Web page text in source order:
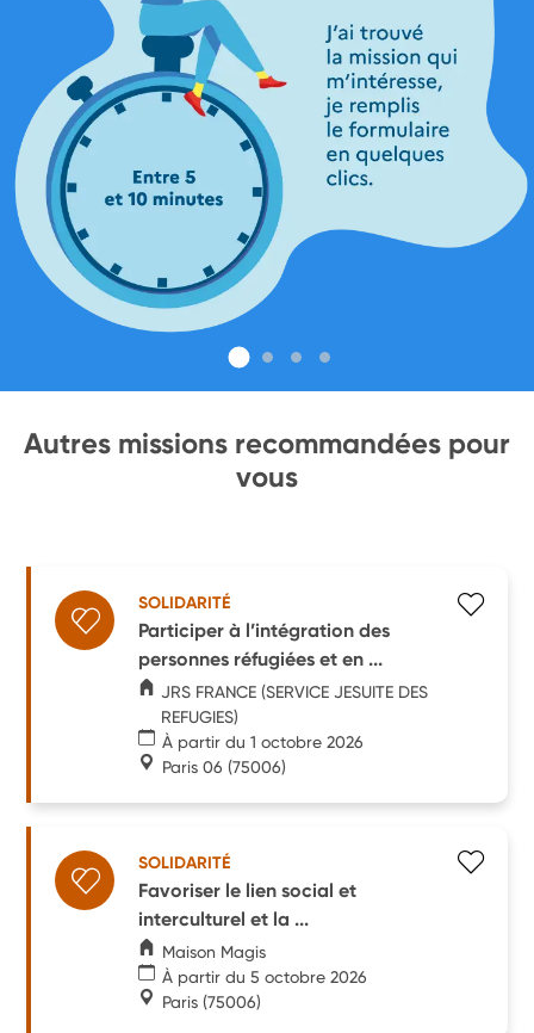
Autres missions recommandées pour
vous
SOLIDARITÉ
Participer à l’intégration des
personnes réfugiées et en ...
JRS FRANCE (SERVICE JESUITE DES
REFUGIES)
À partir du 1 octobre 2026
Paris 06 (75006)
SOLIDARITÉ
Favoriser le lien social et
interculturel et la ...
Maison Magis
À partir du 5 octobre 2026
Paris (75006)